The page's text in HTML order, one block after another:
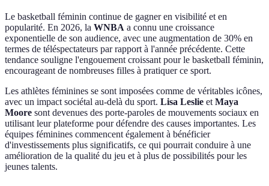
Le basketball féminin continue de gagner en visibilité et en
popularité. En 2026, la WNBA a connu une croissance
exponentielle de son audience, avec une augmentation de 30% en
termes de téléspectateurs par rapport à l'année précédente. Cette
tendance souligne l'engouement croissant pour le basketball féminin,
encourageant de nombreuses filles à pratiquer ce sport.
Les athlètes féminines se sont imposées comme de véritables icônes,
avec un impact sociétal au-delà du sport. Lisa Leslie et Maya
Moore sont devenues des porte-paroles de mouvements sociaux en
utilisant leur plateforme pour défendre des causes importantes. Les
équipes féminines commencent également à bénéficier
d'investissements plus significatifs, ce qui pourrait conduire à une
amélioration de la qualité du jeu et à plus de possibilités pour les
jeunes talents.